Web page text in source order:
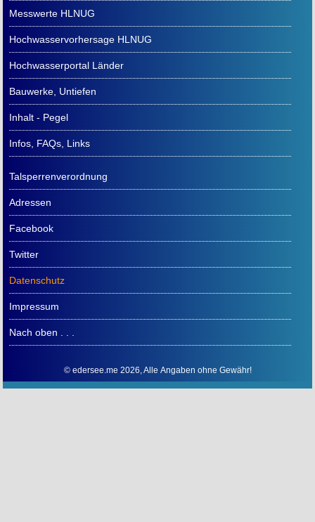
Messwerte HLNUG
Hochwasservorhersage HLNUG
Hochwasserportal Länder
Bauwerke, Untiefen
Inhalt - Pegel
Infos, FAQs, Links
Talsperrenverordnung
Adressen
Facebook
Twitter
Datenschutz
Impressum
Nach oben . . .
© edersee.me 2026, Alle Angaben ohne Gewähr!